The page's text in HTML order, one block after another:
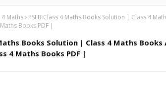
4 Maths
PSEB Class 4 Maths Books Solution | Class 4
Books PDF |
Books Solution | Class 4 Maths Books
4 Maths Books PDF |